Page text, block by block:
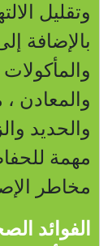
وتقليل
بالإضافة
والمأكولات
والمعادن
والحديد
مهمة
مخاطر
الفوائد